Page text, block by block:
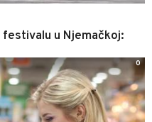
u Njemačkoj:
0